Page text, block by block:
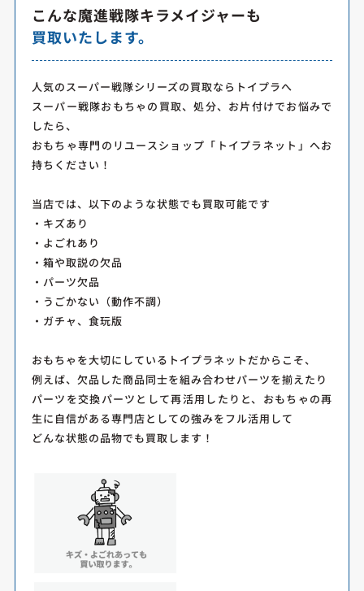
こんな魔進戦隊キラメイジャーも
買取いたします。
人気のスーパー戦隊シリーズの買取ならトイプラへ
スーパー戦隊おもちゃの買取、処分、お片付けでお悩みで
したら、
おもちゃ専門のリユースショップ「トイプラネット」へお
持ちください！
当店では、以下のような状態でも買取可能です
・キズあり
・よごれあり
・箱や取説の欠品
・パーツ欠品
・うごかない（動作不調）
・ガチャ、食玩版
おもちゃを大切にしているトイプラネットだからこそ、
例えば、欠品した商品同士を組み合わせパーツを揃えたり
パーツを交換パーツとして再活用したりと、おもちゃの再
生に自信がある専門店としての強みをフル活用して
どんな状態の品物でも買取します！